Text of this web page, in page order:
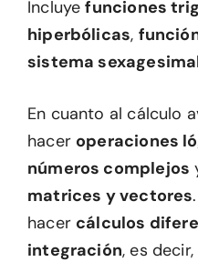
Incluyefunciones
hiperbólicas,
sistema
En cuanto al cálculo
hacer operaciones
números complejos
matrices y vectores
hacer cálculos
integración, es